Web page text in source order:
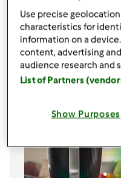
2ząbkiczosnku
40gsoczewicy
1/2łyżeczki, pieprzu
1/4łyżeczki,
Use precise
characteristics for
information on a
content, advertising
audience research and
List of Partners
Show Purposes